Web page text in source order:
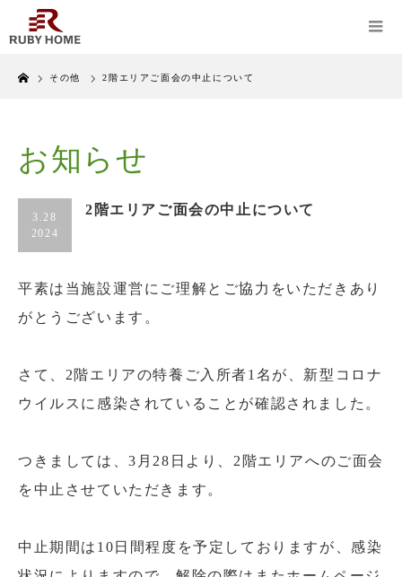
Home
その他 2階エリアご面会の中止について
お知らせ
3.28
2024
2階エリアご面会の中止について
平素は当施設運営にご理解とご協力をいただきあり
がとうございます。
さて、2階エリアの特養ご入所者1名が、新型コロナ
ウイルスに感染されていることが確認されました。
つきましては、3月28日より、2階エリアへのご面会
を中止させていただきます。
中止期間は10日間程度を予定しておりますが、感染